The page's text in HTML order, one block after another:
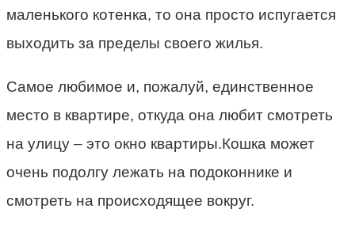
маленького котенка, то она просто испугается
выходить за пределы своего жилья.
Самое любимое и, пожалуй, единственное
место в квартире, откуда она любит смотреть
на улицу – это окно квартиры.Кошка может
очень подолгу лежать на подоконнике и
смотреть на происходящее вокруг.